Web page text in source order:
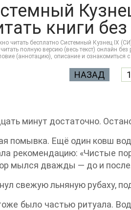
книги
читать бесплатно Системный Кузнец IX
полную версию (весь текст) онлайн
(аннотацию), описание и
НАЗАД 1
минут достаточно.
помывка. Ещё один ковш
рекомендацию: «Чистые
мылся дважды — до и
свежую льняную рубаху,
было частью ритуала.